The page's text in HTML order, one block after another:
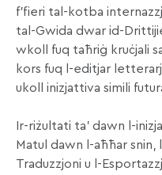
f’fieri tal-kotba
tal-Gwida dwar id-
wkoll fuq taħriġ kruċjali
kors fuq l-editjar
ukoll inizjattiva simili
Ir-riżultati ta’ dawn l-
Matul dawn l-aħħar
Traduzzjoni u l-